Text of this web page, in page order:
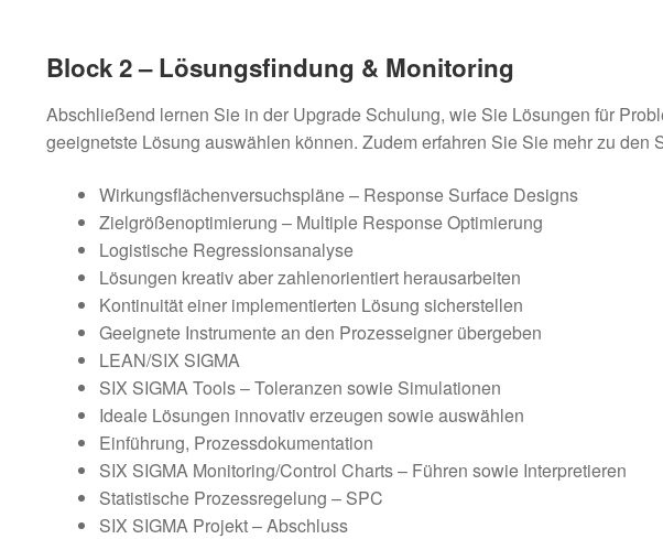
Block 2 – Lösungsfindung & Monitoring
Abschließend lernen Sie in der Upgrade Schulung, wie Sie Lösungen für
geeignetste Lösung auswählen können. Zudem erfahren Sie Sie mehr zu
Wirkungsflächenversuchspläne – Response Surface Designs
Zielgrößenoptimierung – Multiple Response Optimierung
Logistische Regressionsanalyse
Lösungen kreativ aber zahlenorientiert herausarbeiten
Kontinuität einer implementierten Lösung sicherstellen
Geeignete Instrumente an den Prozesseigner übergeben
LEAN/SIX SIGMA
SIX SIGMA Tools – Toleranzen sowie Simulationen
Ideale Lösungen innovativ erzeugen sowie auswählen
Einführung, Prozessdokumentation
SIX SIGMA Monitoring/Control Charts – Führen sowie Interpretieren
Statistische Prozessregelung – SPC
SIX SIGMA Projekt – Abschluss